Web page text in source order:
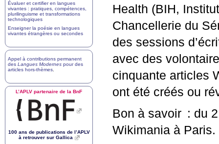
Health (BIH,
Chancellerie du
des sessions
avec des
cinquante articles
ont été créés ou
Bon à savoir : du
Wikimania à Paris.
Évaluer et certifier en langues
vivantes : pratiques, compétences,
plurilinguisme et transformations
technologiques
Enseigner la poésie en langues
vivantes étrangères ou secondes
Appel à contributions permanent
des Langues Modernes pour des
articles hors-thèmes
L’APLV partenaire de la BnF
100 ans de publications de l’APLV
à retrouver sur Gallica